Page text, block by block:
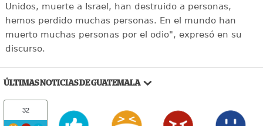
Unidos, muerte a Israel, han destruido a personas,
hemos perdido muchas personas. En el mundo han
muerto muchas personas por el odio", expresó en su
discurso.
ÚLTIMAS NOTICIAS DE GUATEMALA
32